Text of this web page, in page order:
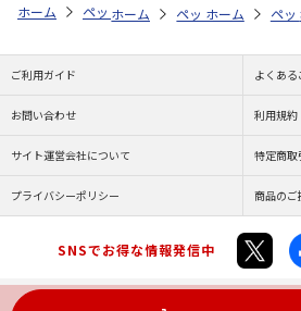
ホーム ペットストア ケージ・飼育その
ホーム ペットストア ケ
ホーム ペッ
ご利用ガイド よくあ
お問い合わせ 利用規約
サイト運営会社について 特定商取
プライバシーポリシー 商品のご
SNSでお得な情報発信中